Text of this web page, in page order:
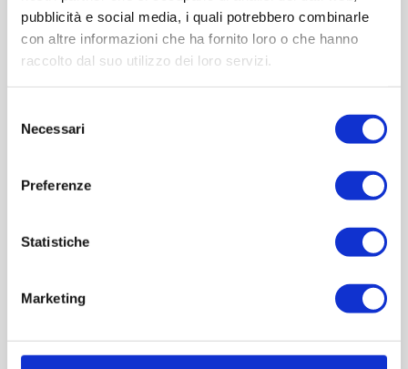
pubblicità e social media, i quali potrebbero combinarle
con altre informazioni che ha fornito loro o che hanno
raccolto dal suo utilizzo dei loro servizi.
delNecessari
Preferenze
Statistiche
Marketing
Cod.: SGD505
Please select the address you want to ship to